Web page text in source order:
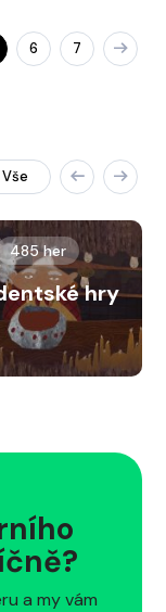
6 7
Vše
485 her
hry
a my vám